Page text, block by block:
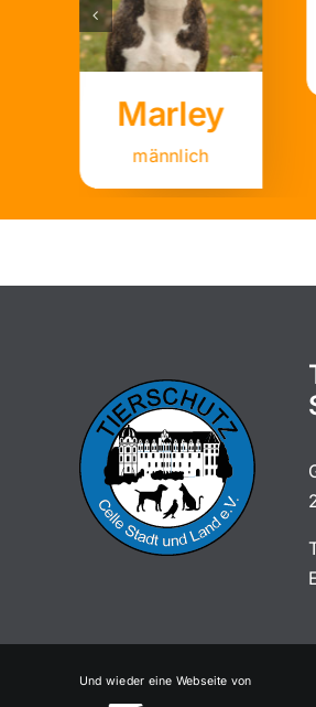
Marley
männlich
Und wieder eine Webseite von